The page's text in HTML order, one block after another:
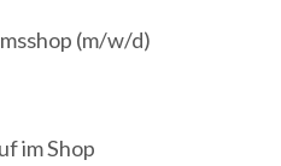
(m/w/d)
im Shop